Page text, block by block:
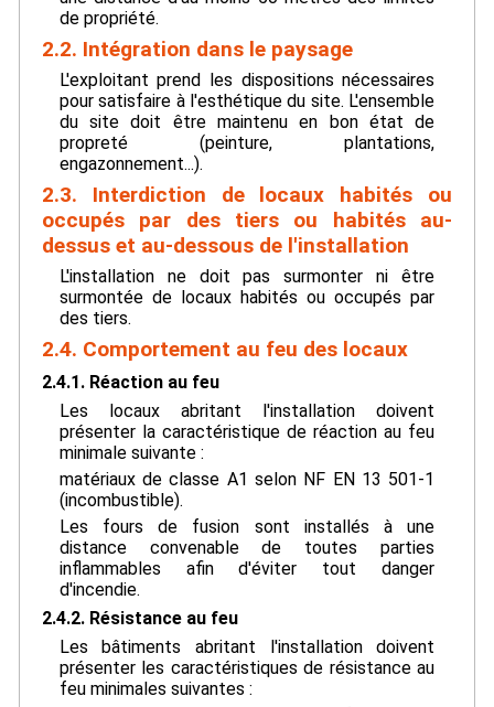
de propriété.
2.2. Intégration dans le paysage
L'exploitant prend les dispositions nécessaires
pour satisfaire à l'esthétique du site. L'ensemble
du site doit être maintenu en bon état de
propreté (peinture, plantations,
engazonnement...).
2.3. Interdiction de locaux habités ou
occupés par des tiers ou habités au-
dessus et au-dessous de l'installation
L'installation ne doit pas surmonter ni être
surmontée de locaux habités ou occupés par
des tiers.
2.4. Comportement au feu des locaux
2.4.1. Réaction au feu
Les locaux abritant l'installation doivent
présenter la caractéristique de réaction au feu
minimale suivante :
matériaux de classe A1 selon NF EN 13 501-1
(incombustible).
Les fours de fusion sont installés à une
distance convenable de toutes parties
inflammables afin d'éviter tout danger
d'incendie.
2.4.2. Résistance au feu
Les bâtiments abritant l'installation doivent
présenter les caractéristiques de résistance au
feu minimales suivantes :